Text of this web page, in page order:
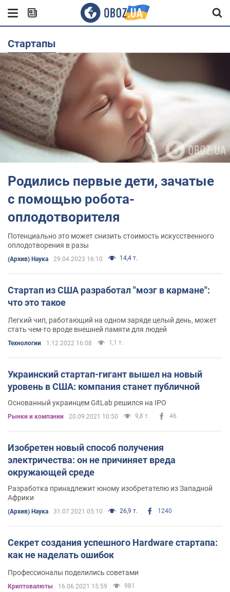
Стартапы
Родились первые дети, зачатые
с помощью робота-
оплодотворителя
Потенциально это может снизить стоимость искусственного
оплодотворения в разы
(Архив) Наука 29.04.2023 16:10 14,4 т.
Стартап из США разработал "мозг в кармане":
что это такое
Легкий чип, работающий на одном заряде целый день, может
стать чем-то вроде внешней памяти для людей
Технологии 1.12.2022 16:08 1,1 т.
Украинский стартап-гигант вышел на новый
уровень в США: компания станет публичной
Основанный украинцем GitLab решился на IPO
Рынки и компании 20.09.2021 10:50 9,8 т. 46
Изобретен новый способ получения
электричества: он не причиняет вреда
окружающей среде
Разработка принадлежит юному изобретателю из Западной
Африки
(Архив) Наука 31.07.2021 05:10 26,9 т. 1240
Секрет создания успешного Hardware стартапа:
как не наделать ошибок
Профессионалы поделились советами
Криптовалюты 16.06.2021 15:59 981